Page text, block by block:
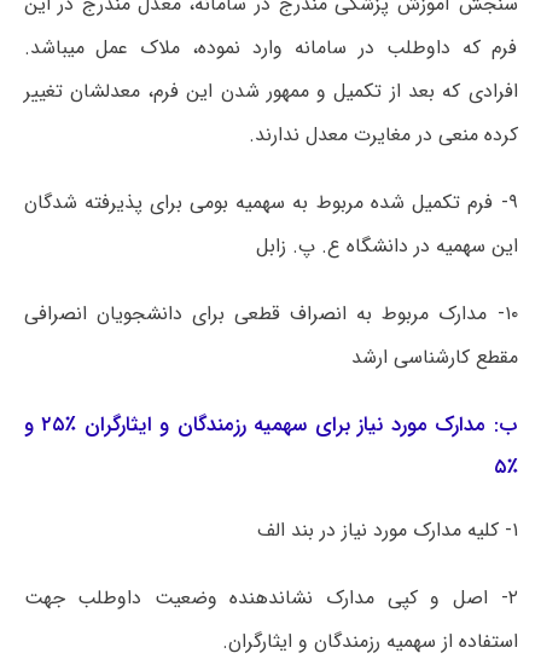
فرم که داوطلب در سامانه وارد نموده، ملاک عمل میباشد.
افرادی که بعد از تکمیل و ممهور شدن این فرم، معدلشان تغییر
کرده منعی در مغایرت معدل ندارند.
۹- فرم تکمیل شده مربوط به سهمیه بومی برای پذیرفته شدگان
این سهمیه در دانشگاه ع. پ. زابل
۱۰- مدارک مربوط به انصراف قطعی برای دانشجویان انصرافی
مقطع کارشناسی ارشد
ب: مدارک مورد نیاز برای سهمیه رزمندگان و ایثارگران ٪۲۵ و
٪۵
۱- کلیه مدارک مورد نیاز در بند الف
۲- اصل و کپی مدارک نشاندهنده وضعیت داوطلب جهت
استفاده از سهمیه رزمندگان و ایثارگران.